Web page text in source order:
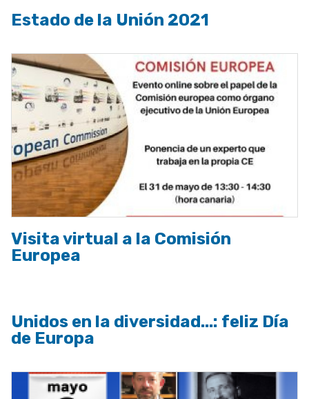
Estado de la Unión 2021
Visita virtual a la Comisión
Europea
Unidos en la diversidad...: feliz Día
de Europa